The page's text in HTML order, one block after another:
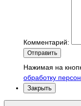
Комментарий:
Отправить
Нажимая на
обработку
Закрыть